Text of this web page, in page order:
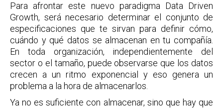
Para afrontar este nuevo paradigma Data Driven
Growth, será necesario determinar el conjunto de
especificaciones que te sirvan para definir cómo,
cuándo y qué datos se almacenan en tu compañía.
En toda organización, independientemente del
sector o el tamaño, puede observarse que los datos
crecen a un ritmo exponencial y eso genera un
problema a la hora de almacenarlos.
Ya no es suficiente con almacenar, sino que hay que